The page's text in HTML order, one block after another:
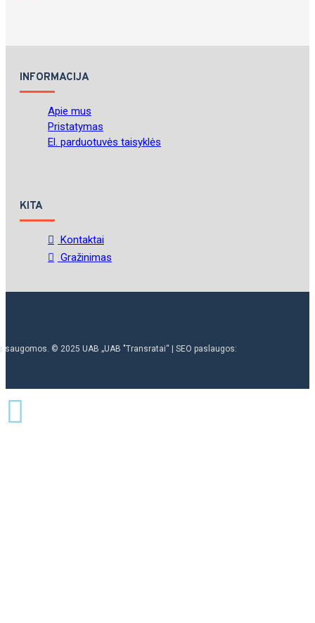
INFORMACIJA
Apie mus
Pristatymas
El. parduotuvės taisyklės
KITA
Kontaktai
Gražinimas
saugomos. © 2025 UAB „UAB "Transratai“ | SEO paslaugos: